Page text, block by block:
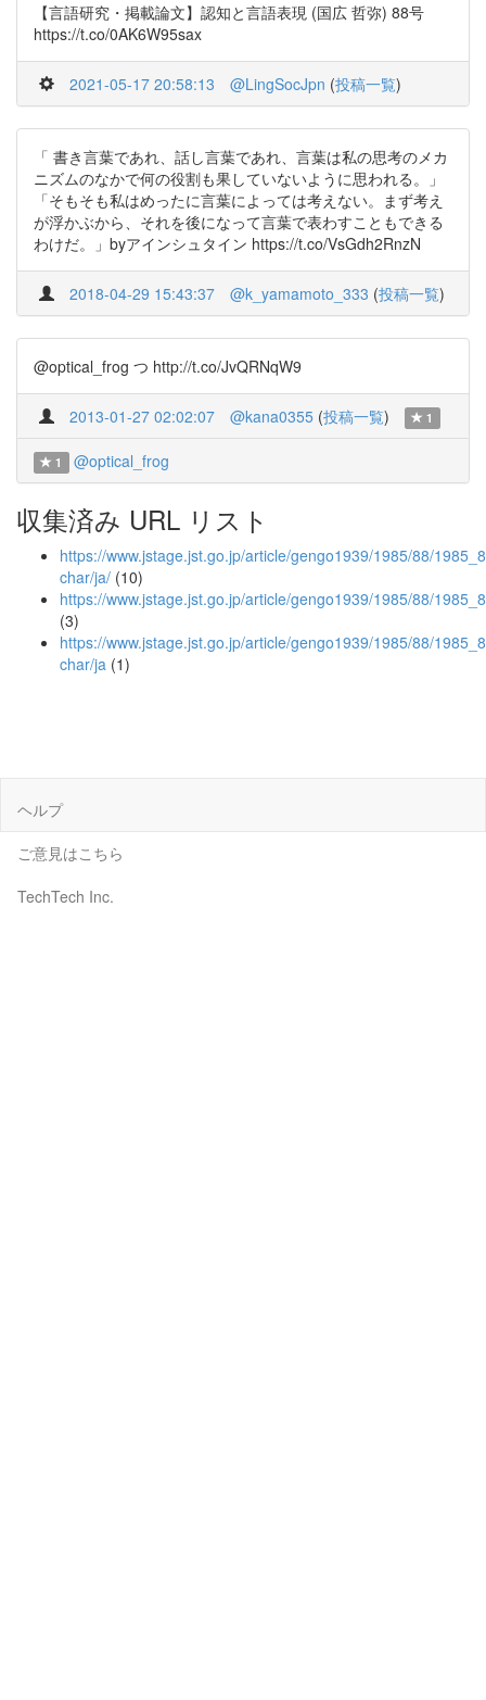
【言語研究・掲載論文】認知と言語表現 (国広 哲弥) 88号
https://t.co/0AK6W95sax
2021-05-17 20:58:13 @LingSocJpn (投稿一覧)
「 書き言葉であれ、話し言葉であれ、言葉は私の思考のメカ
ニズムのなかで何の役割も果していないように思われる。」
「そもそも私はめったに言葉によっては考えない。まず考え
が浮かぶから、それを後になって言葉で表わすこともできる
わけだ。」byアインシュタイン https://t.co/VsGdh2RnzN
2018-04-29 15:43:37 @k_yamamoto_333 (投稿一覧)
@optical_frog つ http://t.co/JvQRNqW9
2013-01-27 02:02:07 @kana0355 (投稿一覧) 1
1 @optical_frog
収集済み URL リスト
https://www.jstage.jst.go.jp/article/gengo1939/1985/88/
char/ja/ (10)
https://www.jstage.jst.go.jp/article/gengo1939/1985/88/
(3)
https://www.jstage.jst.go.jp/article/gengo1939/1985/88/
char/ja (1)
ヘルプ
ご意見はこちら
TechTech Inc.